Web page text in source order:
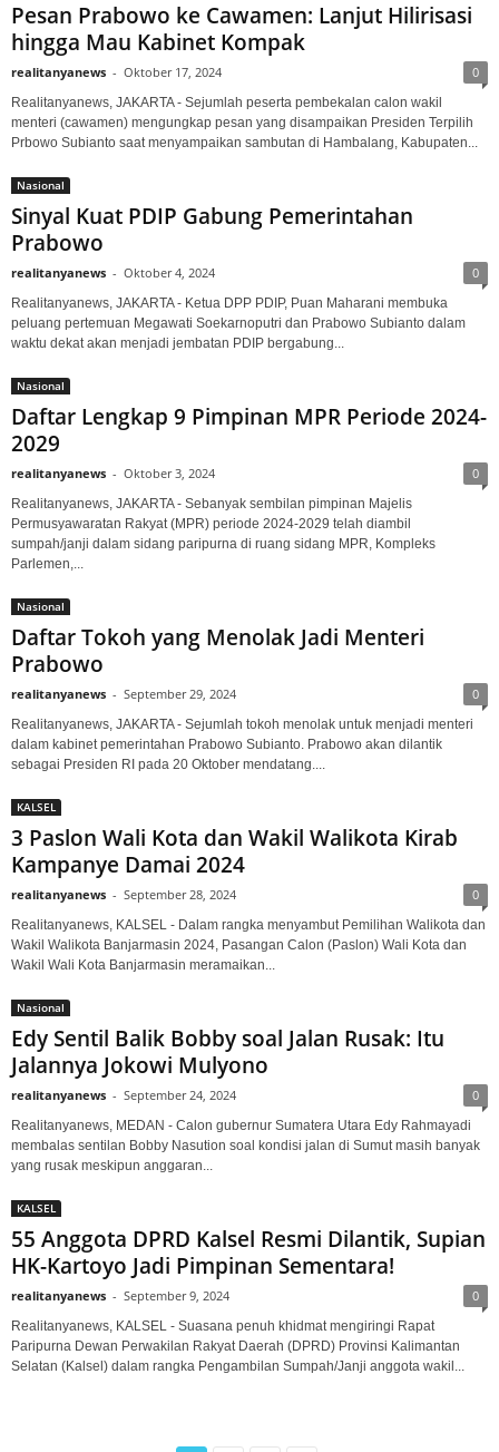
Pesan Prabowo ke Cawamen: Lanjut Hilirisasi
hingga Mau Kabinet Kompak
realitanyanews - Oktober 17, 2024 0
Realitanyanews, JAKARTA - Sejumlah peserta pembekalan calon wakil
menteri (cawamen) mengungkap pesan yang disampaikan Presiden Terpilih
Prbowo Subianto saat menyampaikan sambutan di Hambalang, Kabupaten...
Nasional
Sinyal Kuat PDIP Gabung Pemerintahan
Prabowo
realitanyanews - Oktober 4, 2024 0
Realitanyanews, JAKARTA - Ketua DPP PDIP, Puan Maharani membuka
peluang pertemuan Megawati Soekarnoputri dan Prabowo Subianto dalam
waktu dekat akan menjadi jembatan PDIP bergabung...
Nasional
Daftar Lengkap 9 Pimpinan MPR Periode 2024-
2029
realitanyanews - Oktober 3, 2024 0
Realitanyanews, JAKARTA - Sebanyak sembilan pimpinan Majelis
Permusyawaratan Rakyat (MPR) periode 2024-2029 telah diambil
sumpah/janji dalam sidang paripurna di ruang sidang MPR, Kompleks
Parlemen,...
Nasional
Daftar Tokoh yang Menolak Jadi Menteri
Prabowo
realitanyanews - September 29, 2024 0
Realitanyanews, JAKARTA - Sejumlah tokoh menolak untuk menjadi menteri
dalam kabinet pemerintahan Prabowo Subianto. Prabowo akan dilantik
sebagai Presiden RI pada 20 Oktober mendatang....
KALSEL
3 Paslon Wali Kota dan Wakil Walikota Kirab
Kampanye Damai 2024
realitanyanews - September 28, 2024 0
Realitanyanews, KALSEL - Dalam rangka menyambut Pemilihan Walikota dan
Wakil Walikota Banjarmasin 2024, Pasangan Calon (Paslon) Wali Kota dan
Wakil Wali Kota Banjarmasin meramaikan...
Nasional
Edy Sentil Balik Bobby soal Jalan Rusak: Itu
Jalannya Jokowi Mulyono
realitanyanews - September 24, 2024 0
Realitanyanews, MEDAN - Calon gubernur Sumatera Utara Edy Rahmayadi
membalas sentilan Bobby Nasution soal kondisi jalan di Sumut masih banyak
yang rusak meskipun anggaran...
KALSEL
55 Anggota DPRD Kalsel Resmi Dilantik, Supian
HK-Kartoyo Jadi Pimpinan Sementara!
realitanyanews - September 9, 2024 0
Realitanyanews, KALSEL - Suasana penuh khidmat mengiringi Rapat
Paripurna Dewan Perwakilan Rakyat Daerah (DPRD) Provinsi Kalimantan
Selatan (Kalsel) dalam rangka Pengambilan Sumpah/Janji anggota wakil...